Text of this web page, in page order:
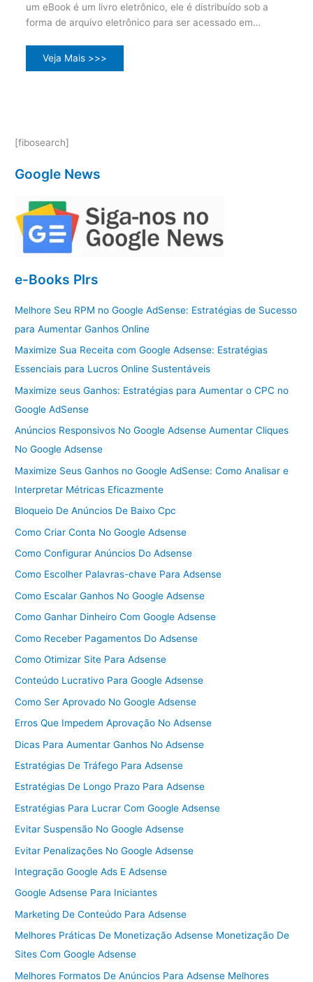
um eBook é um livro eletrônico, ele é distribuído sob a
forma de arquivo eletrônico para ser acessado em…
Veja Mais >>>
[fibosearch]
Google News
e-Books Plrs
Melhore Seu RPM no Google AdSense: Estratégias de Sucesso
para Aumentar Ganhos Online
Maximize Sua Receita com Google Adsense: Estratégias
Essenciais para Lucros Online Sustentáveis
Maximize seus Ganhos: Estratégias para Aumentar o CPC no
Google AdSense
Anúncios Responsivos No Google Adsense Aumentar Cliques
No Google Adsense
Maximize Seus Ganhos no Google AdSense: Como Analisar e
Interpretar Métricas Eficazmente
Bloqueio De Anúncios De Baixo Cpc
Como Criar Conta No Google Adsense
Como Configurar Anúncios Do Adsense
Como Escolher Palavras-chave Para Adsense
Como Escalar Ganhos No Google Adsense
Como Ganhar Dinheiro Com Google Adsense
Como Receber Pagamentos Do Adsense
Como Otimizar Site Para Adsense
Conteúdo Lucrativo Para Google Adsense
Como Ser Aprovado No Google Adsense
Erros Que Impedem Aprovação No Adsense
Dicas Para Aumentar Ganhos No Adsense
Estratégias De Tráfego Para Adsense
Estratégias De Longo Prazo Para Adsense
Estratégias Para Lucrar Com Google Adsense
Evitar Suspensão No Google Adsense
Evitar Penalizações No Google Adsense
Integração Google Ads E Adsense
Google Adsense Para Iniciantes
Marketing De Conteúdo Para Adsense
Melhores Práticas De Monetização Adsense Monetização De
Sites Com Google Adsense
Melhores Formatos De Anúncios Para Adsense Melhores